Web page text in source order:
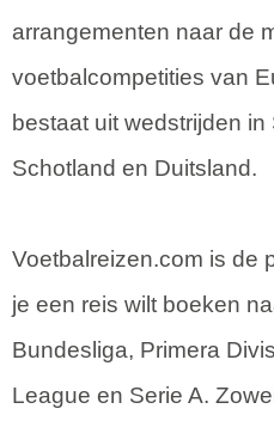
arrangementen naar de
voetbalcompetities van
bestaat uit wedstrijden
Schotland en Duitsland.
Voetbalreizen.com is de
je een reis wilt boeken
Bundesliga, Primera
League en Serie A.